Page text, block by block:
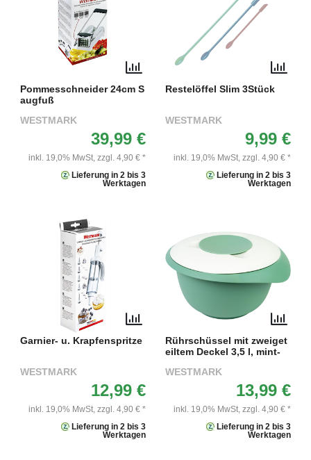
Pommesschneider 24cm S
augfuß
WESTMARK
39,99 €
inkl. 19,0% MwSt, zzgl. 4,90 € *
Lieferung in 2 bis 3
Werktagen
Restelöffel Slim 3Stück
WESTMARK
9,99 €
inkl. 19,0% MwSt, zzgl. 4,90 € *
Lieferung in 2 bis 3
Werktagen
Garnier- u. Krapfenspritze
WESTMARK
12,99 €
inkl. 19,0% MwSt, zzgl. 4,90 € *
Lieferung in 2 bis 3
Werktagen
Rührschüssel mit zweiget
eiltem Deckel 3,5 l, mint-
WESTMARK
13,99 €
inkl. 19,0% MwSt, zzgl. 4,90 € *
Lieferung in 2 bis 3
Werktagen